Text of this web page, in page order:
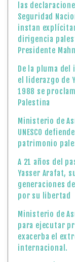
las
Seguridad
instan
dirigencia
Presidente
De la pluma del
el liderazgo de
1988 se
Palestina
Ministerio de
UNESCO
patrimonio
A 21 años del
Yasser Arafat,
generaciones
por su libertad
Ministerio de
para ejecutar
exacerba el
internacional.